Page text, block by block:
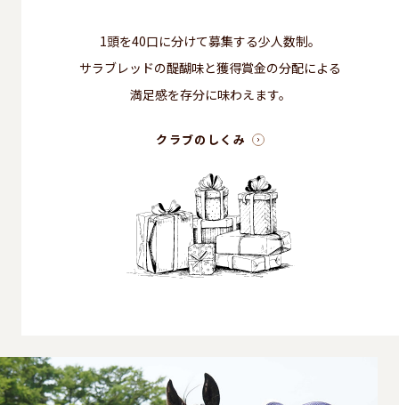
1頭を40口に分けて募集する少人数制。
サラブレッドの醍醐味と獲得賞金の分配による
満足感を存分に味わえます。
クラブのしくみ